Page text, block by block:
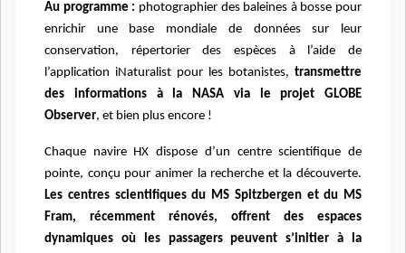
Au programme : photographier des baleines à bosse pour
enrichir une base mondiale de données sur leur
conservation, répertorier des espèces à l’aide de
l’application iNaturalist pour les botanistes, transmettre
des informations à la NASA via le projet GLOBE
Observer, et bien plus encore !
Chaque navire HX dispose d’un centre scientifique de
pointe, conçu pour animer la recherche et la découverte.
Les centres scientifiques du MS Spitzbergen et du MS
Fram, récemment rénovés, offrent des espaces
dynamiques où les passagers peuvent s’initier à la